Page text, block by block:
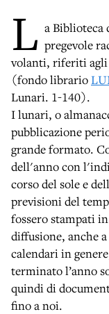
L a Biblioteca
pregevole
volanti, riferiti agli
(fondo librario
Lunari. 1-140).
I lunari, o
pubblicazione
grande formato.
dell'anno con
corso del sole e
previsioni del
fossero stampati
diffusione, anche
calendari in
terminato l’anno
quindi di
fino a noi.